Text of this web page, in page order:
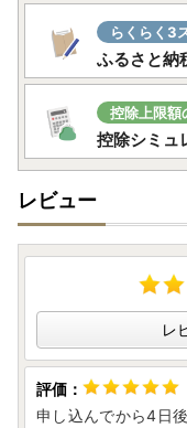
らくらく3
ふるさと納
控除上限額
控除シミュ
レビュー
レ
申し込んでから4日